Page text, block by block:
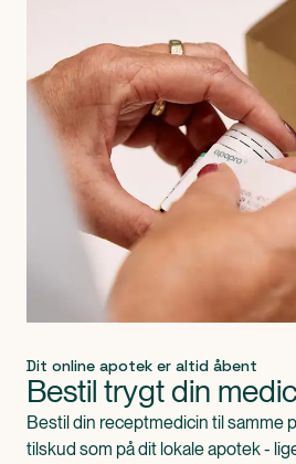
Dit online apotek er altid åbent
Bestil trygt din
Bestil din receptmedicin til samme
tilskud som på dit lokale apotek -